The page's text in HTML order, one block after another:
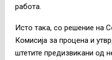
работа.
Исто така, со решение на
Комисија за процена и
штетите предизвикани од